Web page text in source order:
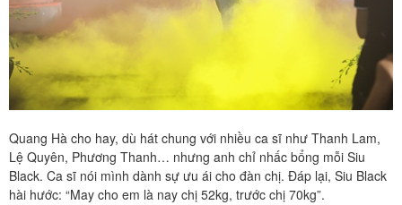
Quang Hà cho hay, dù hát chung với nhiều ca sĩ như Thanh Lam,
Lệ Quyên, Phương Thanh… nhưng anh chỉ nhấc bổng mỗi Siu
Black. Ca sĩ nói mình dành sự ưu ái cho đàn chị. Đáp lại, Siu Black
hài hước: “May cho em là nay chị 52kg, trước chị 70kg”.